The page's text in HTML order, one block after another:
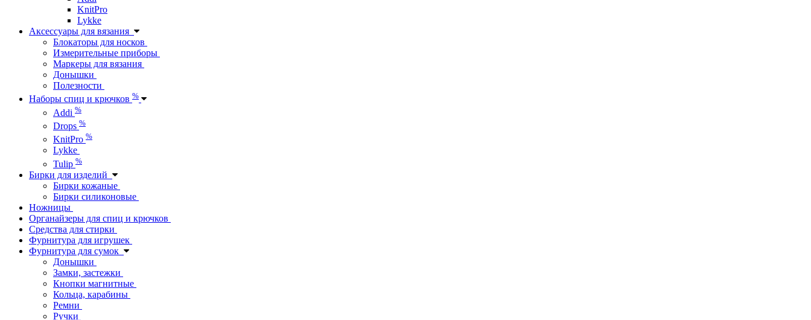
KnitPro
Lykke
Аксессуары для вязания
Блокаторы для носков
Измерительные приборы
Маркеры для вязания
Донышки
Полезности
Наборы спиц и крючков %
Addi %
Drops %
KnitPro %
Lykke
Tulip %
Бирки для изделий
Бирки кожаные
Бирки силиконовые
Ножницы
Органайзеры для спиц и крючков
Средства для стирки
Фурнитура для игрушек
Фурнитура для сумок
Донышки
Замки, застежки
Кнопки магнитные
Кольца, карабины
Ремни
Ручки